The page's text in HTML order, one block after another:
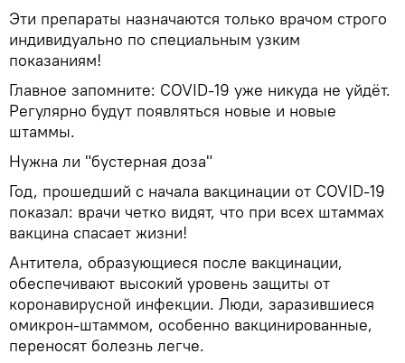
Эти препараты назначаются только врачом строго
индивидуально по специальным узким
показаниям!
Главное запомните: COVID-19 уже никуда не уйдёт.
Регулярно будут появляться новые и новые
штаммы.
Нужна ли "бустерная доза"
Год, прошедший с начала вакцинации от COVID-19
показал: врачи четко видят, что при всех штаммах
вакцина спасает жизни!
Антитела, образующиеся после вакцинации,
обеспечивают высокий уровень защиты от
коронавирусной инфекции. Люди, заразившиеся
омикрон-штаммом, особенно вакцинированные,
переносят болезнь легче.